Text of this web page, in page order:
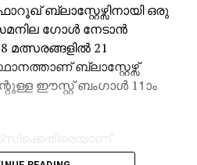
ബ്ലാസ്റ്റേഴ്സിനായി ഒരു
ഗോള്‍ നേടാന്‍
മത്സരങ്ങളില്‍ 21
ബ്ലാസ്റ്റേഴ്സ്
ഈസ്റ്റ് ബംഗാള്‍ 11ാം
മത്സരം.